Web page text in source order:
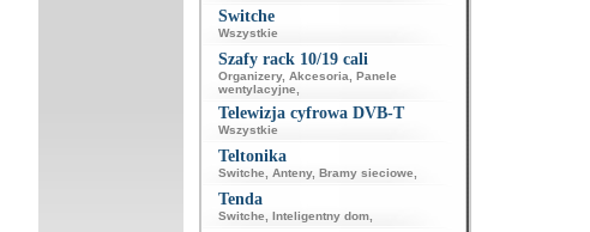
Switche
Wszystkie
Szafy rack 10/19 cali
Organizery, Akcesoria
Panele
wentylacyjne
Telewizja cyfrowa DVB-T
Wszystkie
Teltonika
Switche Anteny, Bramy sieciowe
Tenda
Switche Inteligentny dom,